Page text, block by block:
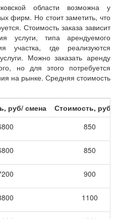
области возможна у
фирм. Но стоит заметить, что
Стоимость заказа зависит
услуги, типа арендуемого
участка, где реализуются
Можно заказать аренду
но для этого потребуется
на рынке. Средняя стоимость
руб/ смена
Стоимость, руб/
850
850
900
1100